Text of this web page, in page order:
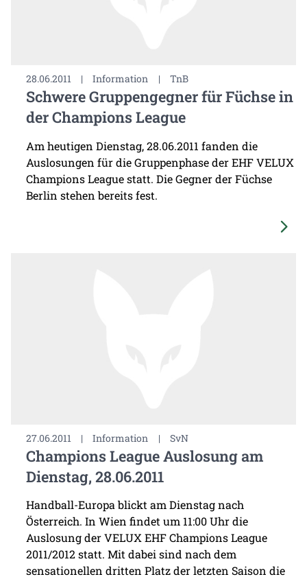
28.06.2011 | Information | TnB
Schwere Gruppengegner für Füchse in
der Champions League
Am heutigen Dienstag, 28.06.2011 fanden die
Auslosungen für die Gruppenphase der EHF VELUX
Champions League statt. Die Gegner der Füchse
Berlin stehen bereits fest.
27.06.2011 | Information | SvN
Champions League Auslosung am
Dienstag, 28.06.2011
Handball-Europa blickt am Dienstag nach
Österreich. In Wien findet um 11:00 Uhr die
Auslosung der VELUX EHF Champions League
2011/2012 statt. Mit dabei sind nach dem
sensationellen dritten Platz der letzten Saison die